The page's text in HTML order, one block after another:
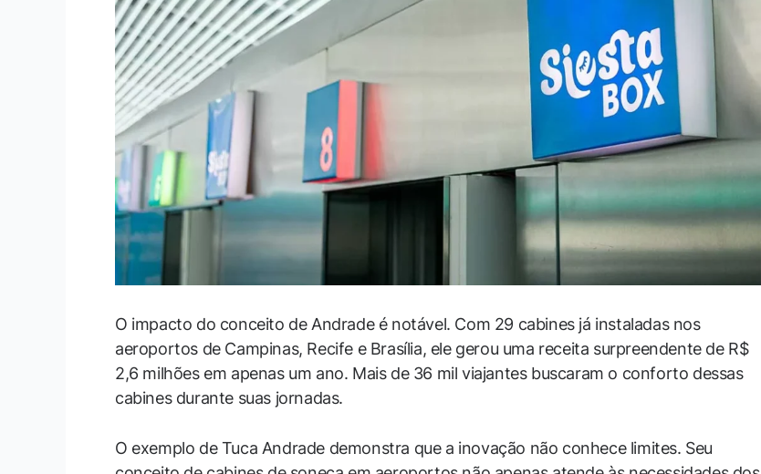
O impacto do conceito de Andrade é notável. Com 29 cabines já instaladas nos
aeroportos de Campinas, Recife e Brasília, ele gerou uma receita surpreendente de R$
2,6 milhões em apenas um ano. Mais de 36 mil viajantes buscaram o conforto dessas
cabines durante suas jornadas.
O exemplo de Tuca Andrade demonstra que a inovação não conhece limites. Seu